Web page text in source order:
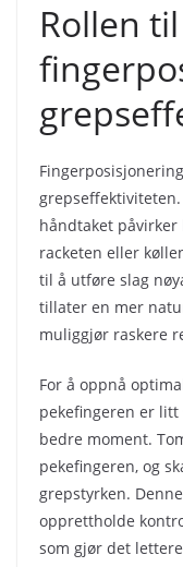
Rollen til
håndtaket
racketen eller
til å utføre slag
tillater en mer
muliggjør raskere
For å oppnå
pekefingeren er
bedre moment.
pekefingeren, og
grepstyrken.
opprettholde
som gjør det